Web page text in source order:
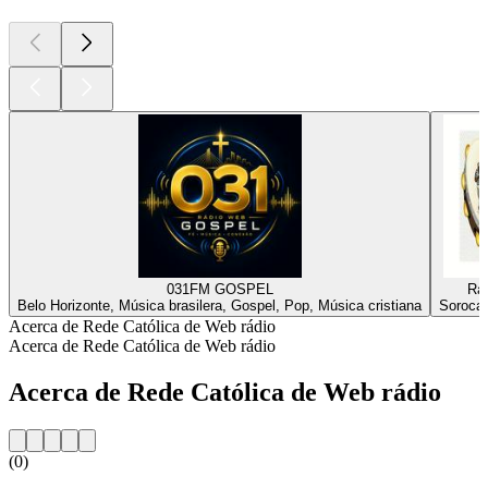
031FM GOSPEL
Belo Horizonte, Música brasilera, Gospel, Pop, Música cristiana
Acerca de Rede Católica de Web rádio
Acerca de Rede Católica de Web rádio
Acerca de Rede Católica de Web rádio
(0)